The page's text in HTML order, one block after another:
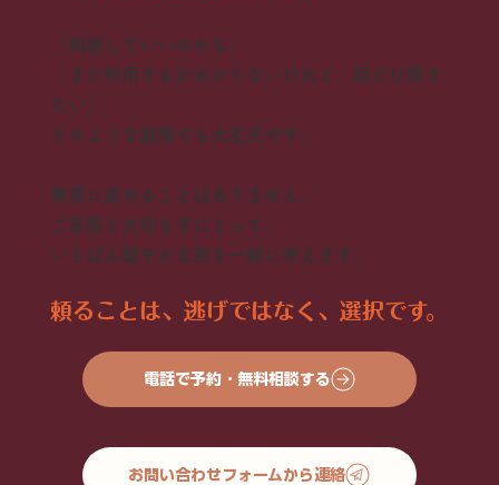
「相談していいのかな」
「まだ利用するかわからないけれど、話だけ聞き
たい」
そのような段階でも大丈夫です。
無理に進めることはありません。
ご家族と大切な子にとって、
いちばん穏やかな形を一緒に考えます。
頼ることは、逃げではなく、選択です。
電話で予約・無料相談する
お問い合わせフォームから連絡